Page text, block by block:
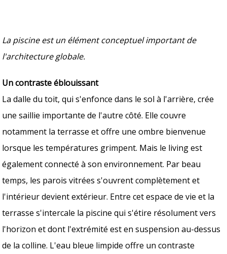
La piscine est un élément conceptuel important de
l'architecture globale.
Un contraste éblouissant
La dalle du toit, qui s'enfonce dans le sol à l'arrière, crée
une saillie importante de l'autre côté. Elle couvre
notamment la terrasse et offre une ombre bienvenue
lorsque les températures grimpent. Mais le living est
également connecté à son environnement. Par beau
temps, les parois vitrées s'ouvrent complètement et
l'intérieur devient extérieur. Entre cet espace de vie et la
terrasse s'intercale la piscine qui s'étire résolument vers
l'horizon et dont l'extrémité est en suspension au-dessus
de la colline. L'eau bleue limpide offre un contraste